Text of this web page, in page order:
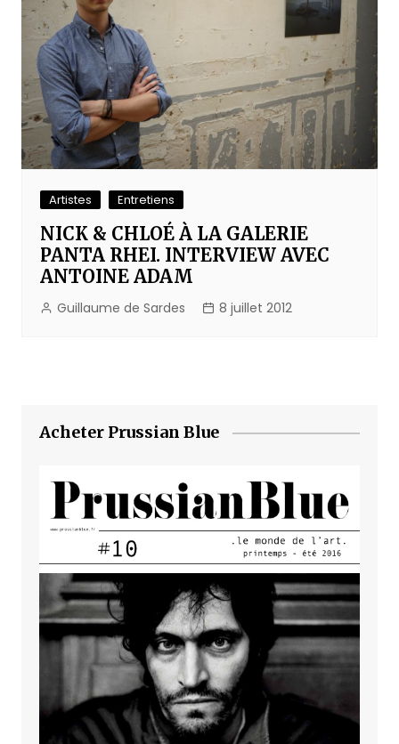
Artistes Entretiens
NICK & CHLOÉ À LA GALERIE
PANTA RHEI. INTERVIEW AVEC
ANTOINE ADAM
Guillaume de Sardes 8 juillet 2012
Acheter Prussian Blue